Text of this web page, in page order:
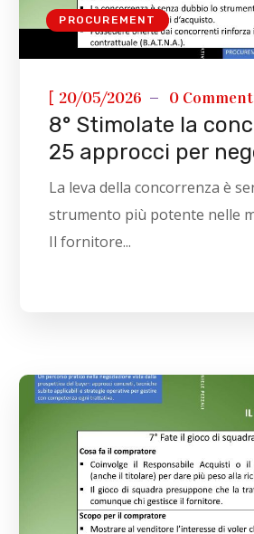
PROCUREMENT
[ 20/05/2026 0
8° Stimolate la
25 approcci per
La leva della concorrenza è
strumento più potente nelle
Il fornitore...